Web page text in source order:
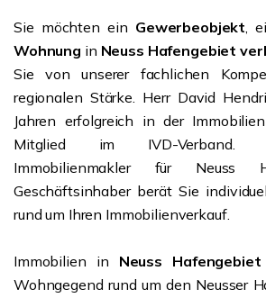
Sie möchten ein Gewerbeobjekt,
Wohnung in Neuss Hafengebiet
Sie von unserer fachlichen
regionalen Stärke. Herr David
Jahren erfolgreich in der
Mitglied im IVD-Verband.
Immobilienmakler für Neuss
Geschäftsinhaber berät Sie
rund um Ihren Immobilienverkauf.
Immobilien in Neuss Hafengebiet
Wohngegend rund um den Neusser